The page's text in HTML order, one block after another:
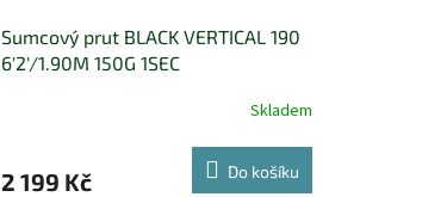
Sumcový prut BLACK VERTICAL 190
6'2'/1.90M 150G 1SEC
Skladem
2 199 Kč Do košíku